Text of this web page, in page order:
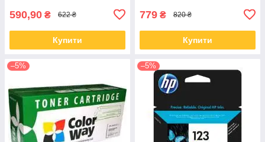
590,90 ₴ 622 ₴
Купити
779 ₴ 820 ₴
Купити
–5% –5%